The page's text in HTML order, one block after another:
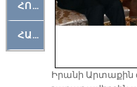
ՀՈԳԵՄՏԱՒՈՐ
ՀԱՐԹԱԿ
Ի­րա­նի